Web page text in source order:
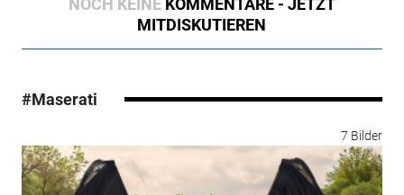
NOCH KEINE KOMMENTARE - JETZT
MITDISKUTIEREN
#Maserati
7 Bilder